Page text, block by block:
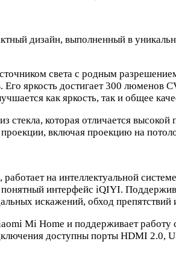
дизайн, выполненный в
света с родным
яркость достигает 300 люменов
как яркость, так и общее
стекла, которая отличается
включая проекцию на
на интеллектуальной
интерфейс iQIYI.
искажений, обход препятствий
Mi Home и поддерживает
доступны порты HDMI 2.0,